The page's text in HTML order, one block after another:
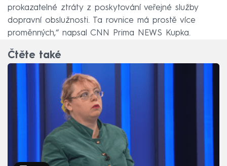
prokazatelné ztráty z poskytování veřejné služby
dopravní obslužnosti. Ta rovnice má prostě více
proměnných,“ napsal CNN Prima NEWS Kupka.
Čtěte také